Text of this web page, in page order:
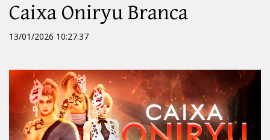
Caixa Oniryu Branca
13/01/2026 10:27:37